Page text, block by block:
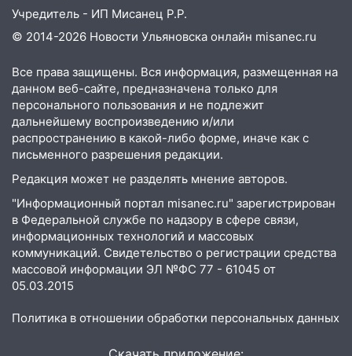
19:34 В следственном управлении
состоялось торжественное
мероприятие, приуроченное к
следствия Российской Федерации
19:30 Ульяновцев приглашают
поддержать «Симбирскую чебурашку»
на фестивале «ФормАРТ»
18:11
Ульяновская область стала
пилотным регионом проекта
«Культурное долголетие»
17:23 Прогноз погоды в Ульяновской
области на 8 августа
17:16 В реанимацию Ульяновской
новых аппаратов ИВЛ
В Чердаклинском районе
Учредитель - ИП Мисанец Р.Р.
© 2014-2026 Новости Ульяновска онлайн misanec.ru
Все права защищены. Вся информация, размещенная на
данном веб-сайте, предназначена только для
персонального пользования и не подлежит
дальнейшему воспроизведению и/или
распространению в какой-либо форме, иначе как с
письменного разрешения редакции.
Редакция может не разделять мнение авторов.
"Информационный портал misanec.ru" зарегистрирован
в Федеральной службе по надзору в сфере связи,
информационных технологий и массовых
коммуникаций. Свидетельство о регистрации средства
массовой информации ЭЛ №ФС 77 - 61045 от
05.03.2015
Политика в отношении обработки персональных данных